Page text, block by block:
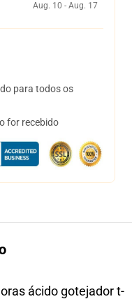
Aug. 10 - Aug. 17
para todos os
for recebido
ácido gotejador t-